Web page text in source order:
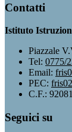
Contatti
Istituto
Piazzale
Tel: 0775/
Email:
PEC:
C.F.:
Seguici su